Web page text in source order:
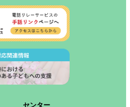
センター